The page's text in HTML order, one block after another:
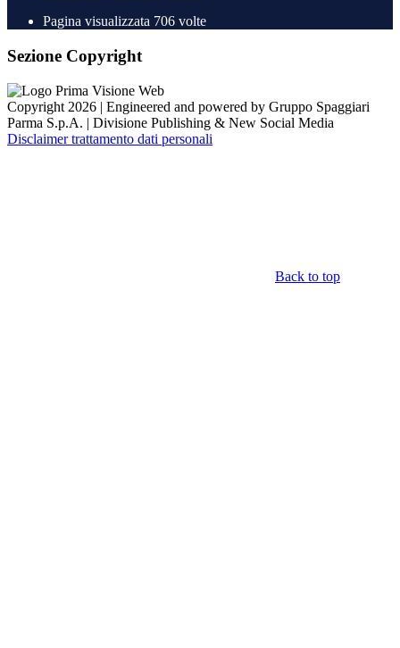
Pagina visualizzata 706 volte
Sezione Copyright
Copyright 2026 | Engineered and powered by Gruppo Spaggiari
Parma S.p.A. | Divisione Publishing & New Social Media
Disclaimer trattamento dati personali
Back to top